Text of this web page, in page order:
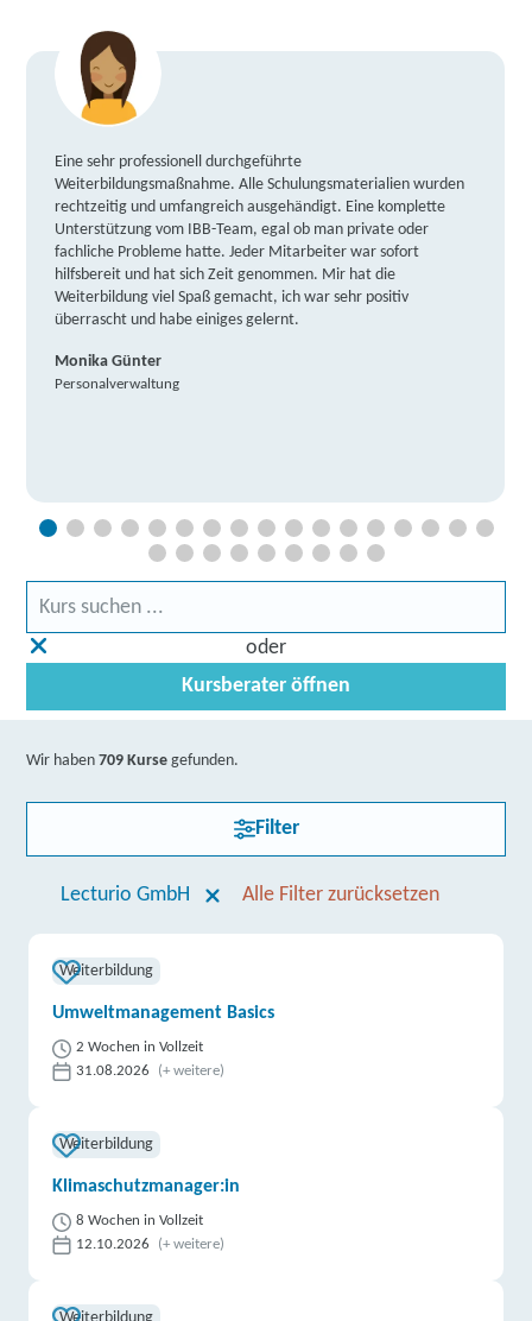
Eine sehr professionell durchgeführte
Weiterbildungsmaßnahme. Alle Schulungsmaterialien wurden
rechtzeitig und umfangreich ausgehändigt. Eine komplette
Unterstützung vom IBB-Team, egal ob man private oder
fachliche Probleme hatte. Jeder Mitarbeiter war sofort
hilfsbereit und hat sich Zeit genommen. Mir hat die
Weiterbildung viel Spaß gemacht, ich war sehr positiv
überrascht und habe einiges gelernt.
Monika Günter
Personalverwaltung
oder
Kursberater öffnen
Wir haben709 Kurse gefunden.
Filter
Lecturio GmbH Alle Filter zurücksetzen
Weiterbildung
Umweltmanagement Basics
2 Wochen in Vollzeit
31.08.2026
(+ weitere)
Weiterbildung
Klimaschutzmanager:in
8 Wochen in Vollzeit
12.10.2026
(+ weitere)